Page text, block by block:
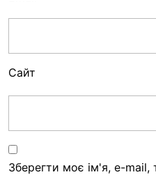
Сайт
Зберегти моє ім'я, e-